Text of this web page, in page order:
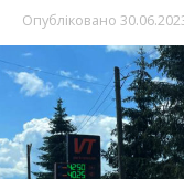
Опубліковано